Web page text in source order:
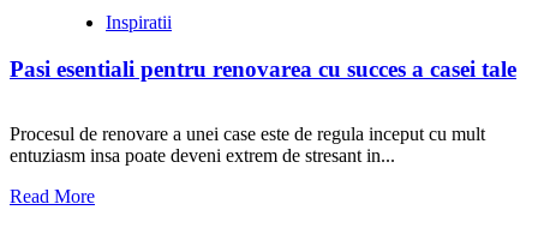
Inspiratii
Pasi esentiali pentru renovarea cu succes a casei tale
Procesul de renovare a unei case este de regula inceput cu mult
entuziasm insa poate deveni extrem de stresant in...
Read More